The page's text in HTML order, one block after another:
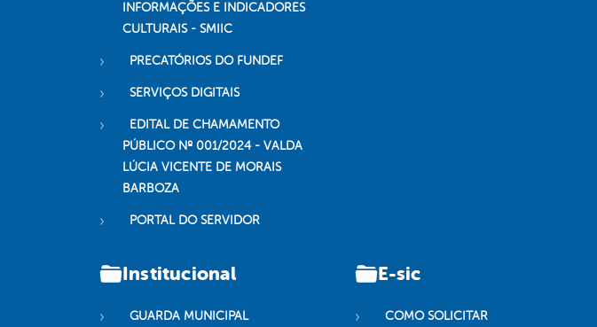
INFORMAÇÕES E INDICADORES
CULTURAIS - SMIIC
PRECATÓRIOS DO FUNDEF
SERVIÇOS DIGITAIS
EDITAL DE CHAMAMENTO
PÚBLICO Nº 001/2024 - VALDA
LÚCIA VICENTE DE MORAIS
BARBOZA
PORTAL DO SERVIDOR
Institucional
GUARDA MUNICIPAL
E-sic
COMO SOLICITAR